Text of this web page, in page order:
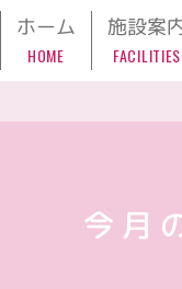
ホーム
HOME
施設案
FACILITIES
今月